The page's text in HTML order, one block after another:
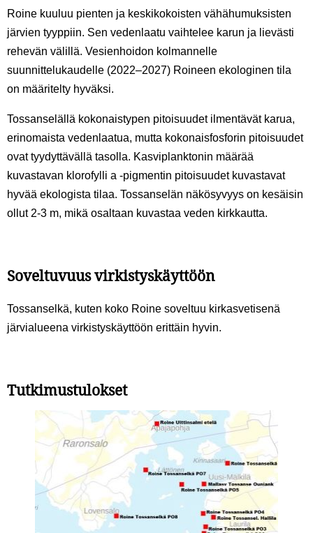
Roine kuuluu pienten ja keskikokoisten vähähumuksisten
järvien tyyppiin. Sen vedenlaatu vaihtelee karun ja lievästi
rehevän välillä. Vesienhoidon kolmannelle
suunnittelukaudelle (2022–2027) Roineen ekologinen tila
on määritelty hyväksi.
Tossanselällä kokonaistypen pitoisuudet ilmentävät karua,
erinomaista vedenlaatua, mutta kokonaisfosforin pitoisuudet
ovat tyydyttävällä tasolla. Kasviplanktonin määrää
kuvastavan klorofylli a -pigmentin pitoisuudet kuvastavat
hyvää ekologista tilaa. Tossanselän näkösyvyys on kesäisin
ollut 2-3 m, mikä osaltaan kuvastaa veden kirkkautta.
Soveltuvuus virkistyskäyttöön
Tossanselkä, kuten koko Roine soveltuu kirkasvetisenä
järvialueena virkistyskäyttöön erittäin hyvin.
Tutkimustulokset